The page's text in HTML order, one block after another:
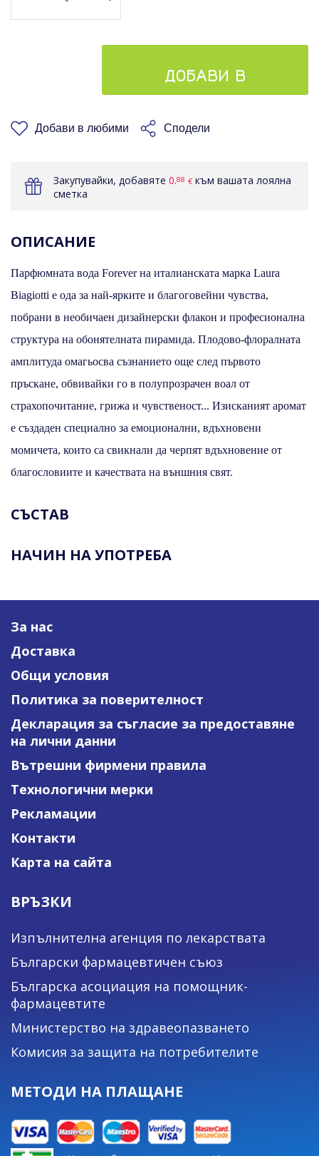
ДОБАВИ В
КОШНИЦАТА
Добави в любими Сподели
Закупувайки, добавяте 0.88 € към вашата лоялна
сметка
ОПИСАНИЕ
Парфюмната вода Forever на италианската марка Laura
Biagiotti е ода за най-ярките и благоговейни чувства,
побрани в необичаен дизайнерски флакон и професионална
структура на обонятелната пирамида. Плодово-флоралната
амплитуда омагьосва съзнанието още след първото
пръскане, обвивайки го в полупрозрачен воал от
страхопочитание, грижа и чувственост... Изисканият аромат
е създаден специално за емоционални, вдъхновени
момичета, които са свикнали да черпят вдъхновение от
благословиите и качествата на външния свят.
СЪСТАВ
НАЧИН НА УПОТРЕБА
За нас
Доставка
Общи условия
Политика за поверителност
Декларация за съгласие за предоставяне
на лични данни
Вътрешни фирмени правила
Технологични мерки
Рекламации
Контакти
Карта на сайта
ВРЪЗКИ
Изпълнителна агенция по лекарствата
Български фармацевтичен съюз
Българска асоциация на помощник-
фармацевтите
Министерство на здравеопазването
Комисия за защита на потребителите
МЕТОДИ НА ПЛАЩАНЕ